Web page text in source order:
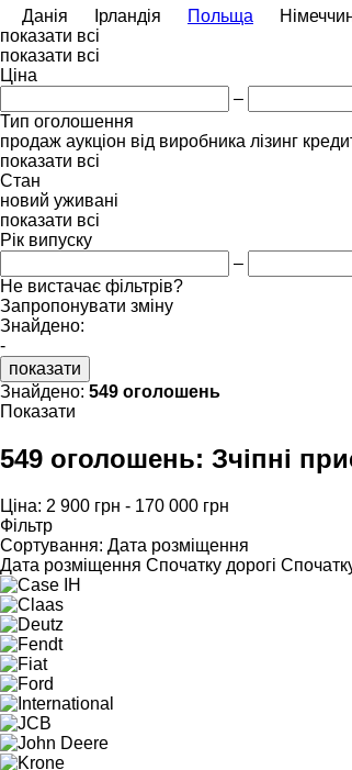
Данія
Ірландія Польща
показати всі
показати всі
Ціна
–
Тип оголошення
продаж аукціон від виробника лізинг
показати всі
Стан
новий уживані
показати всі
Рік випуску
–
Не вистачає фільтрів?
Запропонувати зміну
Знайдено:
-
показати
Знайдено: 549 оголошень
Показати
549 оголошень: Зчіпні
Ціна: 2 900 грн - 170 000 грн
Фільтр
Сортування: Дата розміщення
Дата розміщення Спочатку дорогі